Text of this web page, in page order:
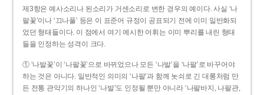
제3항은 예사소리나 된소리가 거센소리로 변한 경우의 예이다. 사실 ‘나
팔꽃’이나 ‘끄나풀’ 등은 이 표준어 규정이 공표되기 전에 이미 일반화되
었던 형태들이다. 이 점에서 여기 예시한 어휘는 이미 뿌리를 내린 형태
들을 인정하는 성격이 크다.
① ‘나발꽃’이 ‘나팔꽃’으로 바뀌었으나 모든 ‘나발’을 ‘나팔’로 바꾸어야
하는 것은 아니다. 일반적인 의미의 ‘나팔’과 함께 놋쇠로 긴 대롱처럼 만
든 전통 관악기의 하나인 ‘나발’도 인정될 뿐만 아니라 ‘나팔바지, 나팔관,